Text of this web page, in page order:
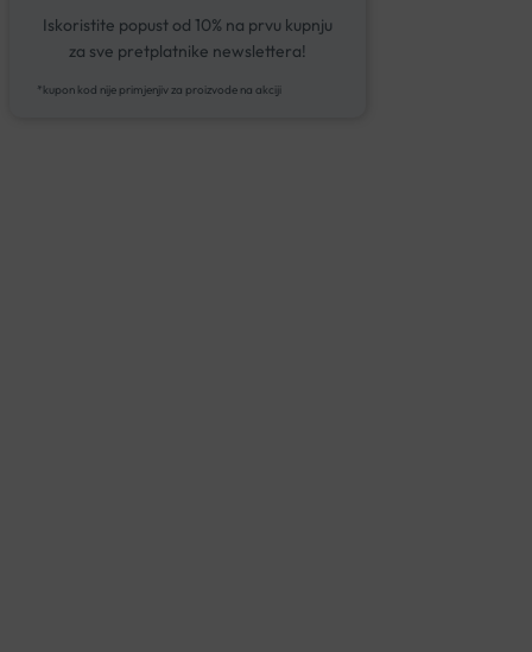
Iskoristite popust od 10% na prvu kupnju
za sve pretplatnike newslettera!
*kupon kod nije primjenjiv za proizvode na akciji